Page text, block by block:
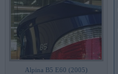
Alpina B5 E60 (2005)